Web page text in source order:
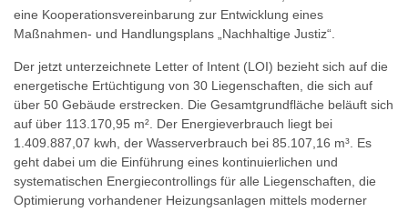
eine Kooperationsvereinbarung zur Entwicklung eines
Maßnahmen- und Handlungsplans „Nachhaltige Justiz“.
Der jetzt unterzeichnete Letter of Intent (LOI) bezieht sich auf die
energetische Ertüchtigung von 30 Liegenschaften, die sich auf
über 50 Gebäude erstrecken. Die Gesamtgrundfläche beläuft sich
auf über 113.170,95 m². Der Energieverbrauch liegt bei
1.409.887,07 kwh, der Wasserverbrauch bei 85.107,16 m³. Es
geht dabei um die Einführung eines kontinuierlichen und
systematischen Energiecontrollings für alle Liegenschaften, die
Optimierung vorhandener Heizungsanlagen mittels moderner